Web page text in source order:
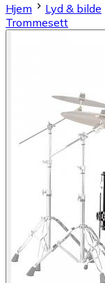
Hjem
Lyd & bilde
Trommesett